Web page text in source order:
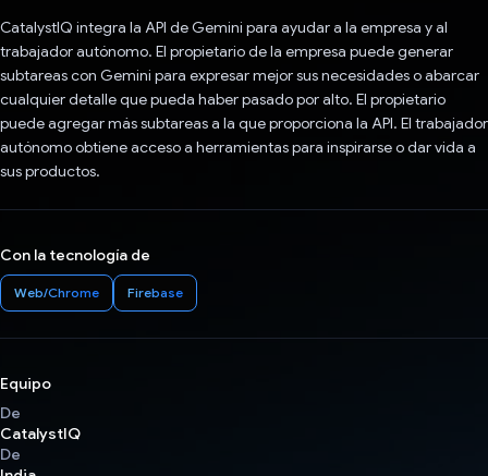
CatalystIQ integra la API de Gemini para ayudar a la empresa y al
trabajador autónomo. El propietario de la empresa puede generar
subtareas con Gemini para expresar mejor sus necesidades o abarcar
cualquier detalle que pueda haber pasado por alto. El propietario
puede agregar más subtareas a la que proporciona la API. El trabajador
autónomo obtiene acceso a herramientas para inspirarse o dar vida a
sus productos.
Con la tecnología de
Web/Chrome Firebase
Equipo
De
CatalystIQ
De